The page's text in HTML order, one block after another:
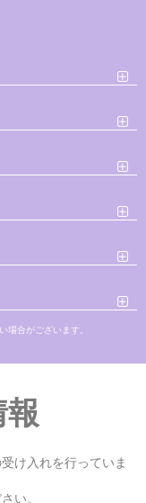
場合がございます。
け入れを行っていま
い。